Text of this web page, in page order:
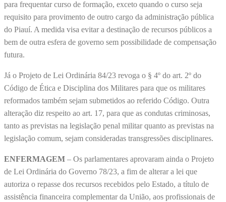
para frequentar curso de formação, exceto quando o curso seja
requisito para provimento de outro cargo da administração pública
do Piauí. A medida visa evitar a destinação de recursos públicos a
bem de outra esfera de governo sem possibilidade de compensação
futura.
Já o Projeto de Lei Ordinária 84/23 revoga o § 4º do art. 2º do
Código de Ética e Disciplina dos Militares para que os militares
reformados também sejam submetidos ao referido Código. Outra
alteração diz respeito ao art. 17, para que as condutas criminosas,
tanto as previstas na legislação penal militar quanto as previstas na
legislação comum, sejam consideradas transgressões disciplinares.
ENFERMAGEM – Os parlamentares aprovaram ainda o Projeto
de Lei Ordinária do Governo 78/23, a fim de alterar a lei que
autoriza o repasse dos recursos recebidos pelo Estado, a título de
assistência financeira complementar da União, aos profissionais de